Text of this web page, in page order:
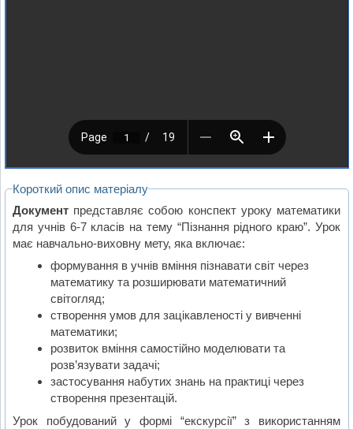
Короткий опис матеріалу
Документ представляє собою конспект уроку математики
для учнів 6-7 класів на тему “Пізнання рідного краю”. Урок
має навчально-виховну мету, яка включає:
формування в учнів вміння пізнавати світ через
математику та розширювати математичний
світогляд;
створення умов для зацікавленості у вивченні
математики;
розвиток вміння самостійно моделювати та
розв’язувати задачі;
застосування набутих знань на практиці через
створення презентацій.
Урок побудований у формі “екскурсії” з використанням